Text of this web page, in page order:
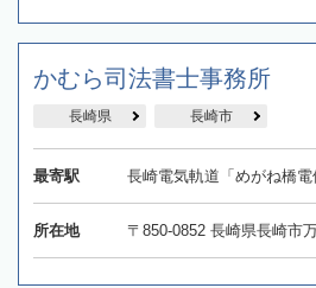
かむら司法書士事務所
長崎県 長崎市
最寄駅 長崎電気軌道「めがね橋電
所在地 〒850-0852 長崎県長崎市